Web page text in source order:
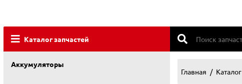
Каталог запчастей
Аккумуляторы
Главная Каталог